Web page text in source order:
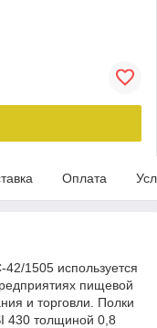
Оплата
1505 используется
пищевой
и торговли. Полки
430 толщиной 0,8